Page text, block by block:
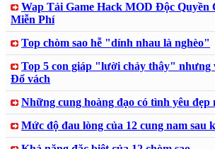
Wap Tải Game Hack MOD Độc Quyền
Miễn Phí
Top chòm sao hễ "dính nhau là nghèo"
Top 5 con giáp "lười chảy thây" nhưng
Đổ vách
Những cung hoàng đạo có tình yêu đẹp
Mức độ đau lòng của 12 cung nam sau